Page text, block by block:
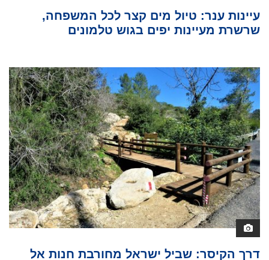
עיינות ענר: טיול מים קצר לכל המשפחה,
שרשרת מעיינות יפים בגוש טלמונים
דרך הקיסר: שביל ישראל מחורבת חנות אל